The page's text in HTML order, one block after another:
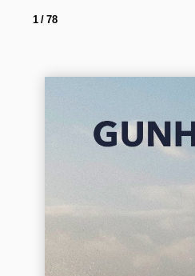
1 / 78